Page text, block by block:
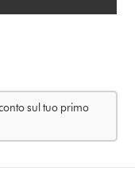
sul tuo primo